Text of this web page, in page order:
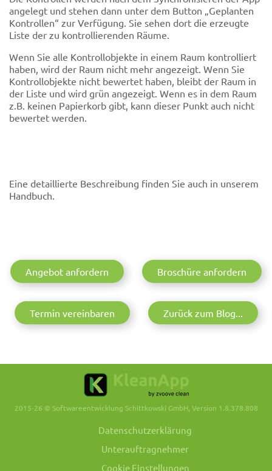
angelegt und stehen dann unter dem Button „Geplanten
Kontrollen“ zur Verfügung. Sie sehen dort die erzeugte
Liste der zu kontrollierenden Räume.
Wenn Sie alle Kontrollobjekte in einem Raum kontrolliert
haben, wird der Raum nicht mehr angezeigt. Wenn Sie
Kontrollobjekte nicht bewertet haben, bleibt der Raum in
der Liste und wird grün angezeigt. Wenn es in dem Raum
z.B. keinen Papierkorb gibt, kann dieser Punkt auch nicht
bewertet werden.
Eine detaillierte Beschreibung finden Sie auch in unserem
Handbuch.
Angebot anfordern Broschüre anfordern
Termin vereinbaren Zurück zum Blog...
2015-26 © Softwareentwicklung Schittkowski GmbH, Version 1.8.378.808
Datenschutzerklärung
Unterauftragnehmer
Cookie Einstellungen